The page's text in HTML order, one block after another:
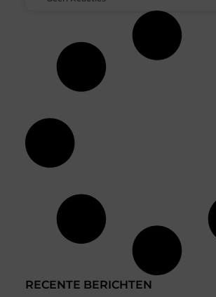
RECENTE BERICHTEN